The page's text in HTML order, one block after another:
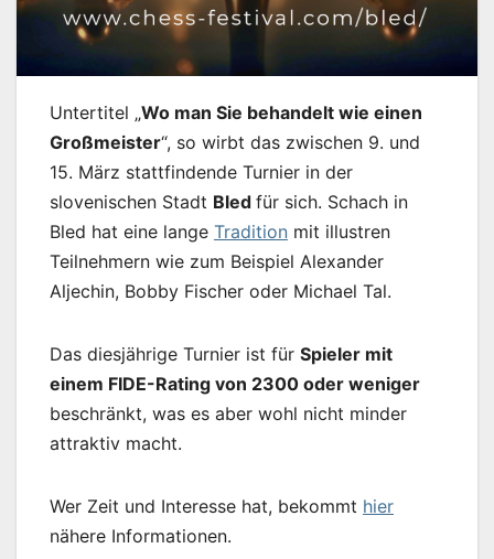
Untertitel „Wo man Sie behandelt wie einen
Großmeister“, so wirbt das zwischen 9. und
15. März stattfindende Turnier in der
slovenischen Stadt Bled für sich. Schach in
Bled hat eine lange Tradition mit illustren
Teilnehmern wie zum Beispiel Alexander
Aljechin, Bobby Fischer oder Michael Tal.
Das diesjährige Turnier ist für Spieler mit
einem FIDE-Rating von 2300 oder weniger
beschränkt, was es aber wohl nicht minder
attraktiv macht.
Wer Zeit und Interesse hat, bekommt hier
nähere Informationen.